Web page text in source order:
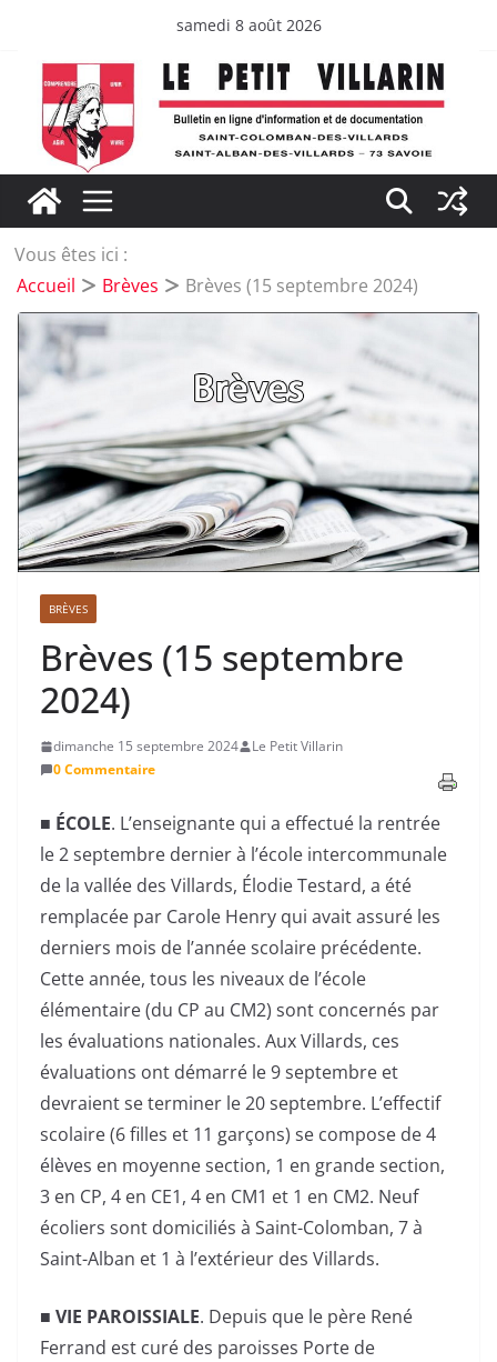
contenu
samedi 8 août 2026
Vous êtes ici :
Accueil
Brèves Brèves (15 septembre 2024)
BRÈVES
Brèves (15 septembre
2024)
dimanche 15 septembre 2024
Le Petit Villarin
0 Commentaire
■ ÉCOLE. L’enseignante qui a effectué la rentrée
le 2 septembre dernier à l’école intercommunale
de la vallée des Villards, Élodie Testard, a été
remplacée par Carole Henry qui avait assuré les
derniers mois de l’année scolaire précédente.
Cette année, tous les niveaux de l’école
élémentaire (du CP au CM2) sont concernés par
les évaluations nationales. Aux Villards, ces
évaluations ont démarré le 9 septembre et
devraient se terminer le 20 septembre. L’effectif
scolaire (6 filles et 11 garçons) se compose de 4
élèves en moyenne section, 1 en grande section,
3 en CP, 4 en CE1, 4 en CM1 et 1 en CM2. Neuf
écoliers sont domiciliés à Saint-Colomban, 7 à
Saint-Alban et 1 à l’extérieur des Villards.
■ VIE PAROISSIALE. Depuis que le père René
Ferrand est curé des paroisses Porte de